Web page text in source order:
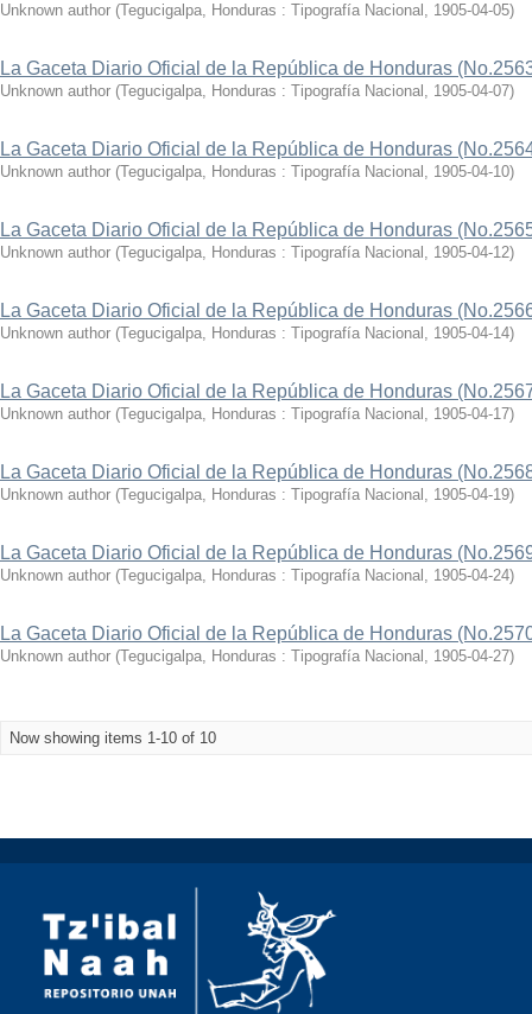
Unknown author (Tegucigalpa, Honduras : Tipografía Nacional , 1905-04-05)
La Gaceta Diario Oficial de la República de Honduras
Unknown author (Tegucigalpa, Honduras : Tipografía Nacional , 1905-04-07)
La Gaceta Diario Oficial de la República de Honduras
Unknown author (Tegucigalpa, Honduras : Tipografía Nacional , 1905-04-10)
La Gaceta Diario Oficial de la República de Honduras
Unknown author (Tegucigalpa, Honduras : Tipografía Nacional , 1905-04-12)
La Gaceta Diario Oficial de la República de Honduras
Unknown author (Tegucigalpa, Honduras : Tipografía Nacional , 1905-04-14)
La Gaceta Diario Oficial de la República de Honduras
Unknown author (Tegucigalpa, Honduras : Tipografía Nacional , 1905-04-17)
La Gaceta Diario Oficial de la República de Honduras
Unknown author (Tegucigalpa, Honduras : Tipografía Nacional , 1905-04-19)
La Gaceta Diario Oficial de la República de Honduras
Unknown author (Tegucigalpa, Honduras : Tipografía Nacional , 1905-04-24)
La Gaceta Diario Oficial de la República de Honduras
Unknown author (Tegucigalpa, Honduras : Tipografía Nacional , 1905-04-27)
Now showing items 1-10 of 10